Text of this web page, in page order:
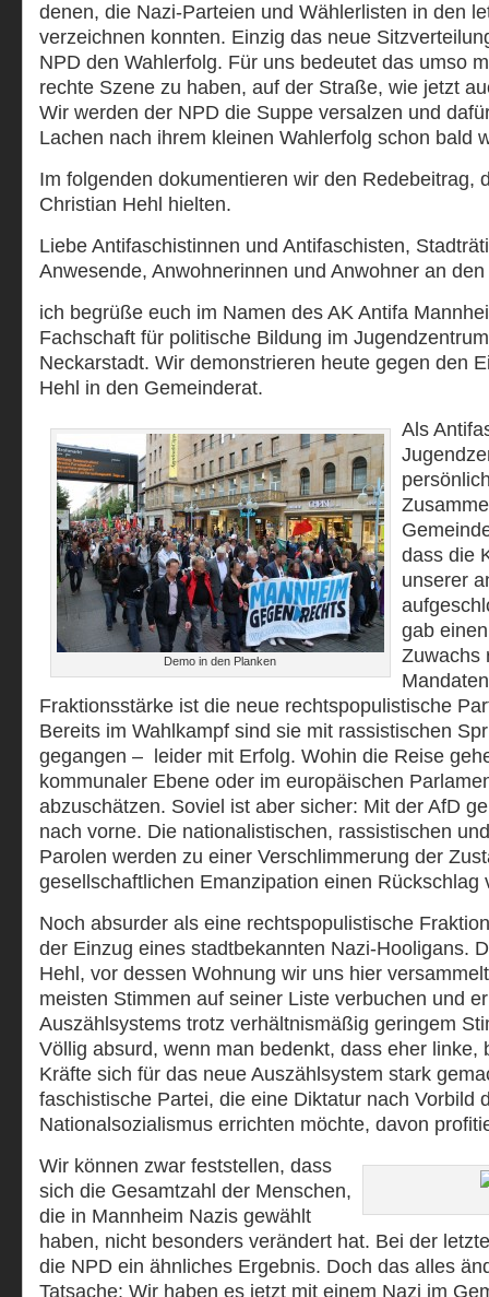
denen, die Nazi-Parteien und Wählerlisten in den
verzeichnen konnten. Einzig das neue
NPD den Wahlerfolg. Für uns bedeutet das umso
rechte Szene zu haben, auf der Straße, wie jetzt
Wir werden der NPD die Suppe versalzen und
Lachen nach ihrem kleinen Wahlerfolg schon bald
Im folgenden dokumentieren wir den Redebeitrag,
Christian Hehl hielten.
Liebe Antifaschistinnen und Antifaschisten,
Anwesende, Anwohnerinnen und Anwohner an
ich begrüße euch im Namen des AK Antifa
Fachschaft für politische Bildung im
Neckarstadt. Wir demonstrieren heute gegen den
Hehl in den Gemeinderat.
Demo in den Planken
Als
dass die
unserer
gab
Zuwachs
Fraktionsstärke ist die neue rechtspopulistische
Bereits im Wahlkampf sind sie mit rassistischen
gegangen – leider mit Erfolg. Wohin die Reise
kommunaler Ebene oder im europäischen
abzuschätzen. Soviel ist aber sicher: Mit der AfD
nach vorne. Die nationalistischen, rassistischen
Parolen werden zu einer Verschlimmerung der
gesellschaftlichen Emanzipation einen Rückschlag
Noch absurder als eine rechtspopulistische
der Einzug eines stadtbekannten Nazi-Hooligans.
Hehl, vor dessen Wohnung wir uns hier
meisten Stimmen auf seiner Liste verbuchen und
Auszählsystems trotz verhältnismäßig geringem
Völlig absurd, wenn man bedenkt, dass eher linke,
Kräfte sich für das neue Auszählsystem stark
faschistische Partei, die eine Diktatur nach Vorbild
Nationalsozialismus errichten möchte, davon
Wir können zwar feststellen, dass
sich die Gesamtzahl der Menschen,
die in Mannheim Nazis gewählt
haben, nicht besonders verändert hat. Bei der
die NPD ein ähnliches Ergebnis. Doch das alles
Tatsache: Wir haben es jetzt mit einem Nazi im